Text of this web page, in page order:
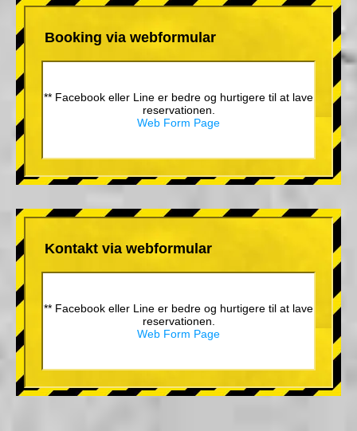
Booking via webformular
** Facebook eller Line er bedre og hurtigere til at lave
reservationen.
Web Form Page
Kontakt via webformular
** Facebook eller Line er bedre og hurtigere til at lave
reservationen.
Web Form Page